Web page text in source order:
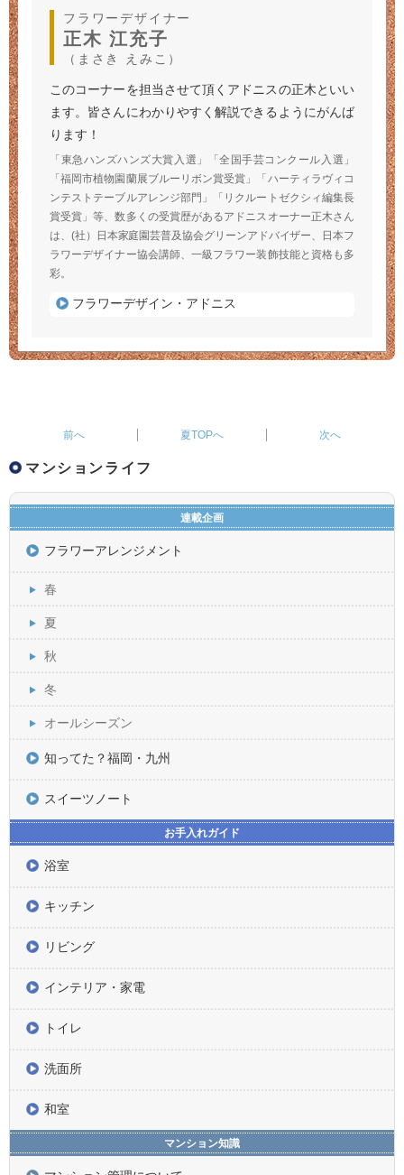
フラワーデザイナー
正木 江充子
（まさき えみこ）
このコーナーを担当させて頂くアドニスの正木といい
ます。皆さんにわかりやすく解説できるようにがんば
ります！
「東急ハンズハンズ大賞入選」「全国手芸コンクール入選」
「福岡市植物園蘭展ブルーリボン賞受賞」「ハーティラヴィコ
ンテストテーブルアレンジ部門」「リクルートゼクシィ編集長
賞受賞」等、数多くの受賞歴があるアドニスオーナー正木さん
は、(社）日本家庭園芸普及協会グリーンアドバイザー、日本フ
ラワーデザイナー協会講師、一級フラワー装飾技能と資格も多
彩。
フラワーデザイン・アドニス
夏TOPへ
マンションライフ
連載企画
フラワーアレンジメント
春
夏
秋
冬
オールシーズン
知ってた？福岡・九州
スイーツノート
お手入れガイド
浴室
キッチン
リビング
インテリア・家電
トイレ
洗面所
和室
マンション知識